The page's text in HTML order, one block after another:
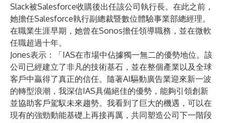
Slack被Salesforce收購後出任該公司執行長。在此之前，
她擔任Salesforce執行副總裁暨數位體驗事業部總經理。
在職業生涯早期，她曾在Sonos擔任領導職務，並在微軟
任職超過十年。
Jones表示：「IAS在市場中佔據獨一無二的優勢地位。該
公司已經建立了非凡的技術基石，並在整個產業以及全球
客戶中贏得了真正的信任。隨著AI驅動廣告業迎來新一波
的轉型浪潮，我深信IAS具備絕佳的優勢，能夠引領創新
並協助客戶駕馭未來趨勢。我看到了巨大的機遇，可以在
現有的強勁動能基礎上再接再厲，共同塑造公司下一階段